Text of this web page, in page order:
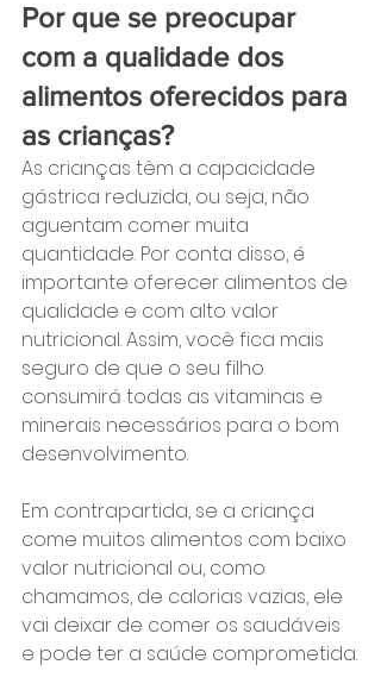
Por que se preocupar
com a qualidade dos
alimentos oferecidos para
as crianças?
As crianças têm a capacidade
gástrica reduzida, ou seja, não
aguentam comer muita
quantidade. Por conta disso, é
importante oferecer alimentos de
qualidade e com alto valor
nutricional. Assim, você fica mais
seguro de que o seu filho
consumirá todas as vitaminas e
minerais necessários para o bom
desenvolvimento.
Em contrapartida, se a criança
come muitos alimentos com baixo
valor nutricional ou, como
chamamos, de calorias vazias, ele
vai deixar de comer os saudáveis
e pode ter a saúde comprometida.